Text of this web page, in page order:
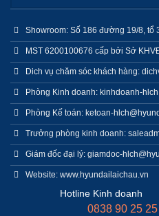
Showroom: Số 186 đường 19/8,
MST 6200100676 cấp bởi Sở
Dich vụ chăm sóc khách hàng:
Phòng Kinh doanh: kinhdoanh-
Phòng Kế toán: ketoan-
Trưởng phòng kinh doanh:
Giám đốc đại lý: giamdoc-
Website: www.hyundailaichau.vn
Hotline Kinh doanh
0838 90 25 25